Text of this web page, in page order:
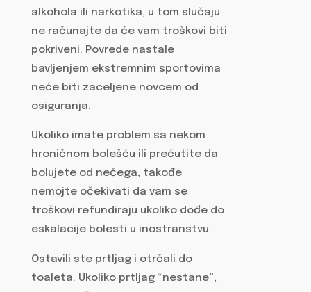
alkohola ili narkotika, u tom slučaju
ne računajte da će vam troškovi biti
pokriveni. Povrede nastale
bavljenjem ekstremnim sportovima
neće biti zaceljene novcem od
osiguranja.
Ukoliko imate problem sa nekom
hroničnom bolešću ili prećutite da
bolujete od nečega, takođe
nemojte očekivati da vam se
troškovi refundiraju ukoliko dođe do
eskalacije bolesti u inostranstvu.
Ostavili ste prtljag i otrčali do
toaleta. Ukoliko prtljag “nestane”,